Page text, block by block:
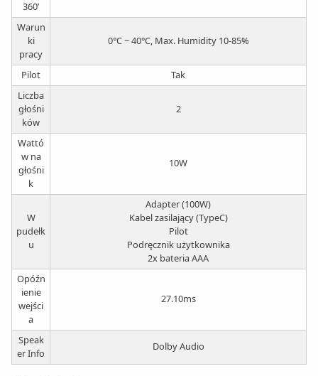
360’
Warun
ki
pracy
0°C ~ 40°C, Max. Humidity 10-85%
Pilot
Tak
Liczba
głośni
ków
2
Wattó
w na
głośni
k
10W
W
pudełk
u
Adapter (100W)
Kabel zasilający (TypeC)
Pilot
Podręcznik użytkownika
2x bateria AAA
Opóźn
ienie
wejści
a
27.10ms
Speak
er Info
Dolby Audio